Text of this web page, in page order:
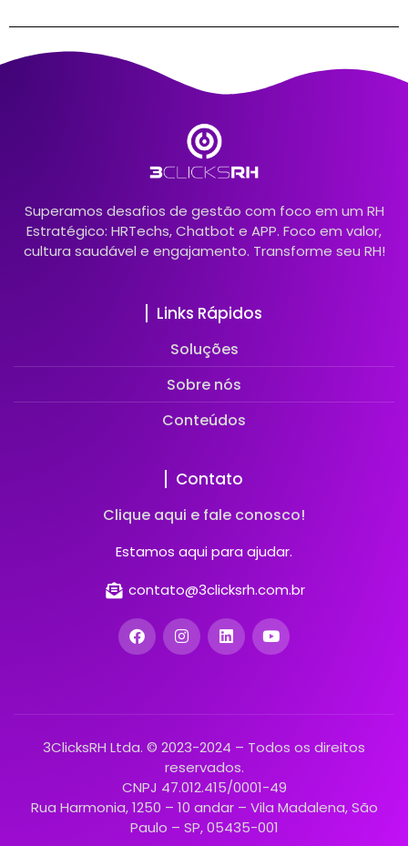
Superamos desafios de gestão com foco em um RH
Estratégico: HRTechs, Chatbot e APP. Foco em valor,
cultura saudável e engajamento. Transforme seu RH!
Links Rápidos
Soluções
Sobre nós
Conteúdos
Contato
Clique aqui e fale conosco!
Estamos aqui para ajudar.
contato@3clicksrh.com.br
3ClicksRH Ltda. © 2023-2024 – Todos os direitos
reservados.
CNPJ 47.012.415/0001-49
Rua Harmonia, 1250 – 10 andar – Vila Madalena, São
Paulo – SP, 05435-001